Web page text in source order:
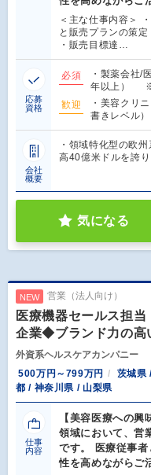
＜主な仕事内容＞
と販売プランの策
・販売目標達…
応募
資格
必須
・製薬会社/
年以上） ※
歓迎
・美容クリ
書きレベル）
会社
概要
・領域特化型の欧
高40億米ドルを誇
気になる
NEW 営業（法人向け）
医療機器セールス担
企業◆ブランド力の高
外資系ヘルスケアカンパニー
500万円～799万円
茨城県
都 / 神奈川県 / 山梨県
仕事
内容
【美容医療への
領域において、営
です。 医療従事
性を高めながらご